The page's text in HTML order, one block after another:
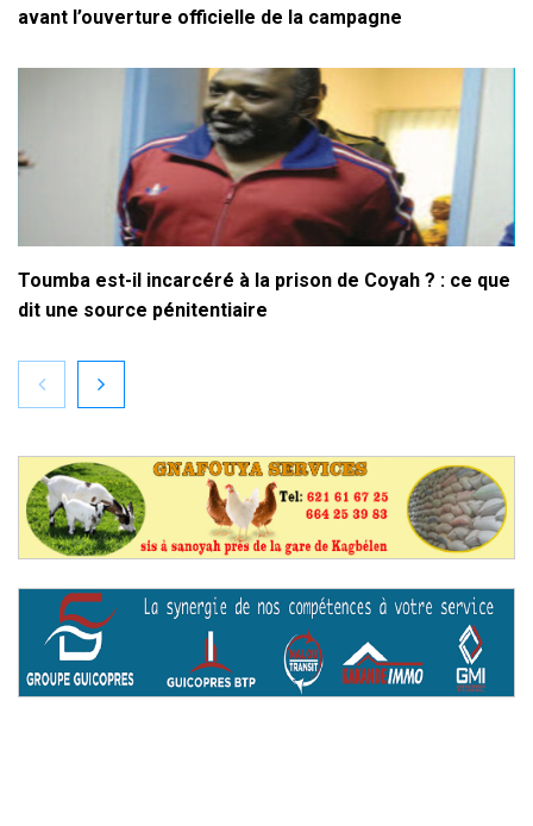
avant l’ouverture officielle de la campagne
Toumba est-il incarcéré à la prison de Coyah ? : ce que
dit une source pénitentiaire